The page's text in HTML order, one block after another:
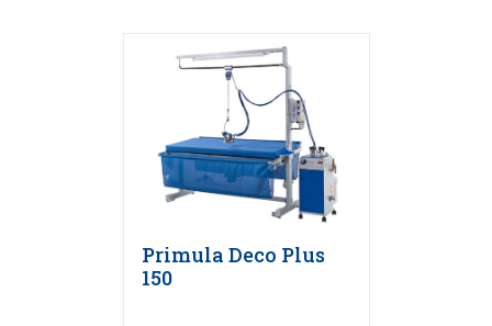
Primula Deco Plus
150